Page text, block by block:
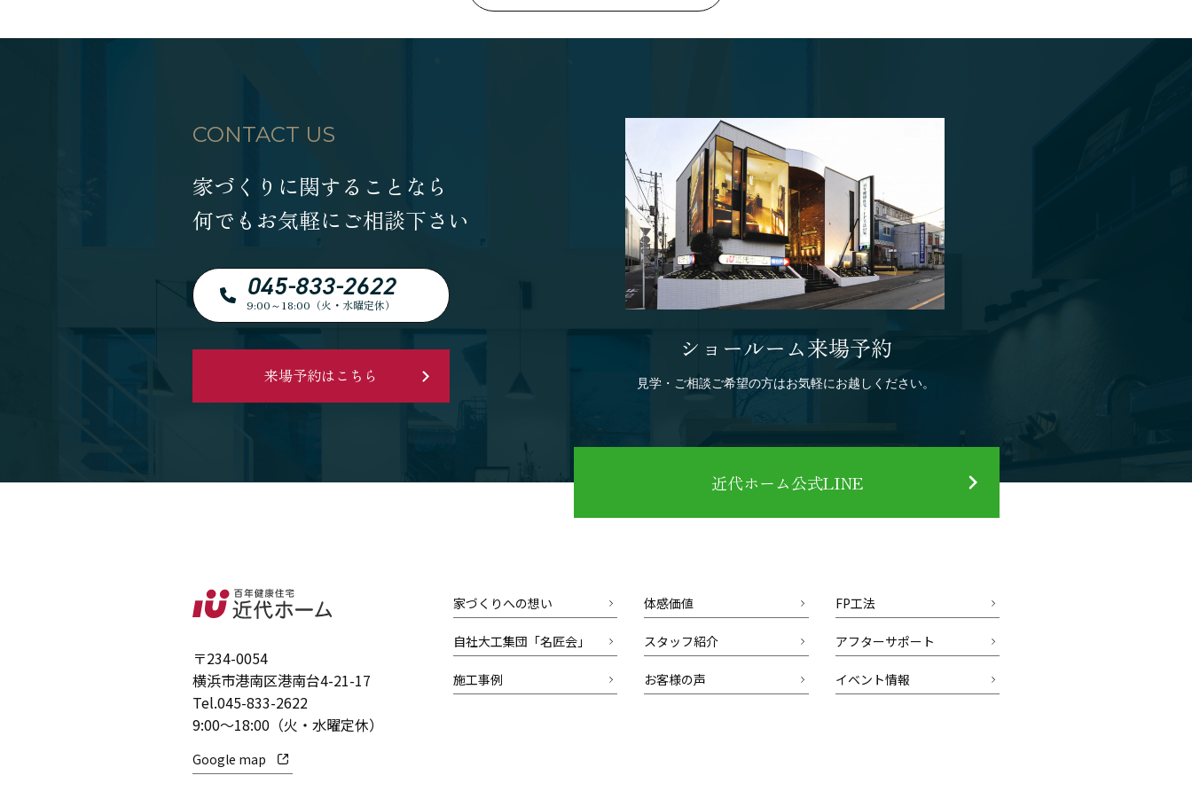
SEGs近代ホームの取り組み
オンライン相談
CONTACT US
家づくりに関することなら
何でもお気軽にご相談下さい
045-833-2622
9:00～18:00（火・水曜定休）
来場予約はこちら
ショールーム来場予約
見学・ご相談ご希望の方はお気軽にお越しください。
近代ホーム公式LINE
〒234-0054
横浜市港南区港南台4-21-17
Tel.045-833-2622
9:00～18:00（火・水曜定休）
Google map
家づくりへの想い 体感価値 FP工法
自社大工集団「名匠会」 スタッフ紹介 アフターサポート
施工事例 お客様の声 イベント情報